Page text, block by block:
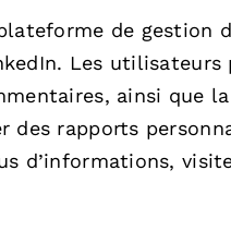
de gestion
Les
ainsi que
des rapports
d’informations,